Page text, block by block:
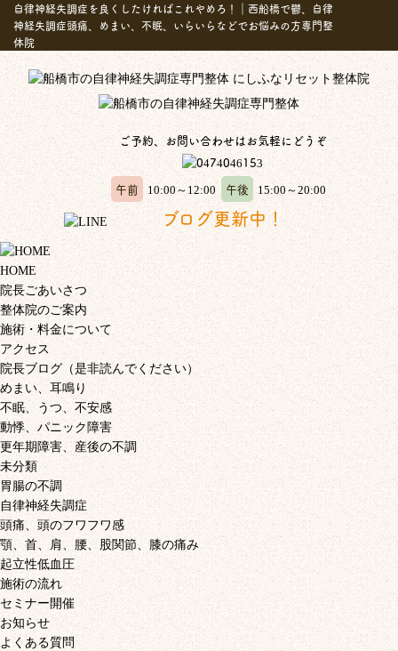
自律神経失調症を良くしたければこれやめろ！｜西船橋で鬱、自律
神経失調症頭痛、めまい、不眠、いらいらなどでお悩みの方専門整
体院
ご予約、お問い合わせはお気軽にどうぞ
午前 10:00～12:00 午後 15:00～20:00
ブログ更新中！
HOME
院長ごあいさつ
整体院のご案内
施術・料金について
アクセス
院長ブログ（是非読んでください）
めまい、耳鳴り
不眠、うつ、不安感
動悸、パニック障害
更年期障害、産後の不調
未分類
胃腸の不調
自律神経失調症
頭痛、頭のフワフワ感
顎、首、肩、腰、股関節、膝の痛み
起立性低血圧
施術の流れ
セミナー開催
お知らせ
よくある質問